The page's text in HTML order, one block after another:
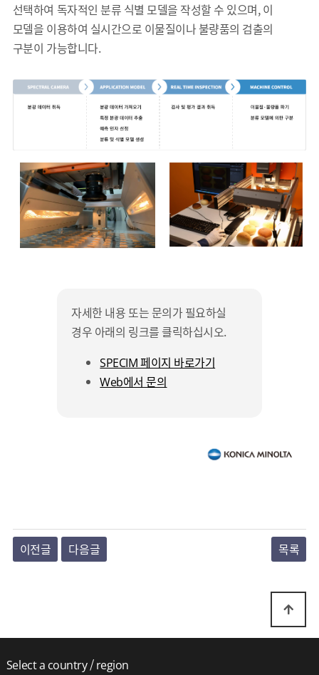
선택하여 독자적인 분류 식별 모델을 작성할 수 있으며, 이
모델을 이용하여 실시간으로 이물질이나 불량품의 검출의
구분이 가능합니다.
자세한 내용 또는 문의가 필요하실
경우 아래의 링크를 클릭하십시오.
SPECIM 페이지 바로가기
Web에서 문의
이전글 다음글 목록
Select a country / region